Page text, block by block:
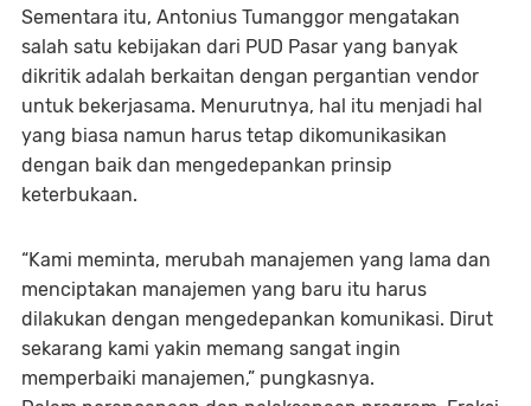
Sementara itu, Antonius Tumanggor mengatakan
salah satu kebijakan dari PUD Pasar yang banyak
dikritik adalah berkaitan dengan pergantian vendor
untuk bekerjasama. Menurutnya, hal itu menjadi hal
yang biasa namun harus tetap dikomunikasikan
dengan baik dan mengedepankan prinsip
keterbukaan.
“Kami meminta, merubah manajemen yang lama dan
menciptakan manajemen yang baru itu harus
dilakukan dengan mengedepankan komunikasi. Dirut
sekarang kami yakin memang sangat ingin
memperbaiki manajemen,” pungkasnya.